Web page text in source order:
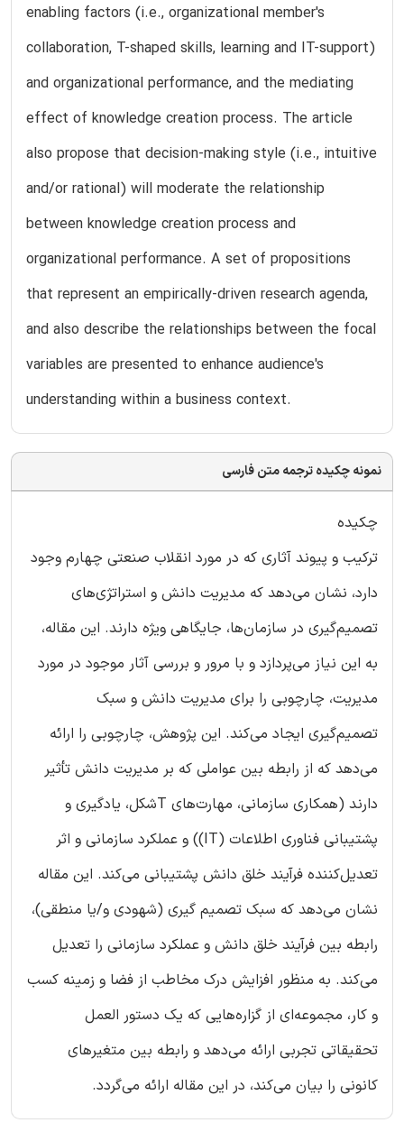
enabling factors (i.e., organizational member's
collaboration, T-shaped skills, learning and IT-support)
and organizational performance, and the mediating
effect of knowledge creation process. The article
also propose that decision-making style (i.e., intuitive
and/or rational) will moderate the relationship
between knowledge creation process and
organizational performance. A set of propositions
that represent an empirically-driven research agenda,
and also describe the relationships between the focal
variables are presented to enhance audience's
understanding within a business context.
نمونه چکیده ترجمه متن فارسی
چکیده
ترکیب و پیوند آثاری که در مورد انقلاب صنعتی چهارم وجود
دارد، نشان می‌دهد که مدیریت دانش و استراتژی‌های
تصمیم‌گیری در سازمان‌ها، جایگاهی ویژه دارند. این مقاله،
به این نیاز می‌پردازد و با مرور و بررسی آثار موجود در مورد
مدیریت، چارچوبی را برای مدیریت دانش و سبک
تصمیم‌گیری ایجاد می‌کند. این پژوهش، چارچوبی را ارائه
می‌دهد که از رابطه بین عواملی که بر مدیریت دانش تأثیر
دارند (همکاری سازمانی، مهارت‌های Tشکل، یادگیری و
پشتیبانی فناوری اطلاعات (IT)) و عملکرد سازمانی و اثر
تعدیل‌کننده فرآیند خلق دانش پشتیبانی می‌کند. این مقاله
نشان می‌دهد که سبک تصمیم گیری (شهودی و/یا منطقی)،
رابطه بین فرآیند خلق دانش و عملکرد سازمانی را تعدیل
می‌کند. به منظور افزایش درک مخاطب از فضا و زمینه کسب
و کار، مجموعه‌ای از گزاره‌هایی که یک دستور العمل
تحقیقاتی تجربی ارائه می‌دهد و رابطه بین متغیرهای
کانونی را بیان می‌کند، در این مقاله ارائه می‌گردد.